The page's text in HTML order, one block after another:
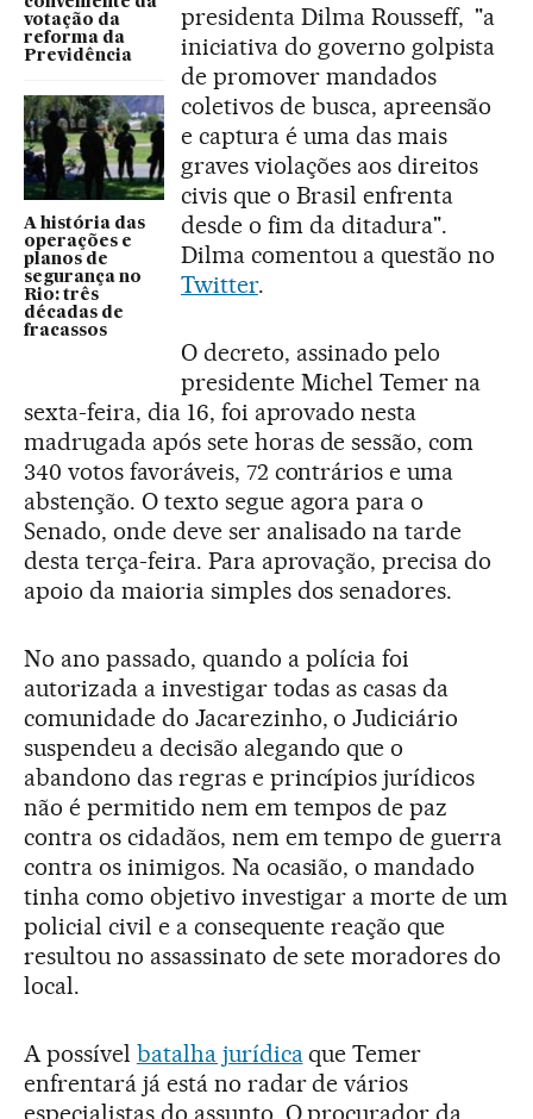
votação da
reforma da
Previdência
A história das
operações e
planos de
segurança no
Rio: três
décadas de
fracassos
presidenta Dilma Rousseff, "a
iniciativa do governo golpista
de promover mandados
coletivos de busca, apreensão
e captura é uma das mais
graves violações aos direitos
civis que o Brasil enfrenta
desde o fim da ditadura".
Dilma comentou a questão no
Twitter.
O decreto, assinado pelo
presidente Michel Temer na
sexta-feira, dia 16, foi aprovado nesta
madrugada após sete horas de sessão, com
340 votos favoráveis, 72 contrários e uma
abstenção. O texto segue agora para o
Senado, onde deve ser analisado na tarde
desta terça-feira. Para aprovação, precisa do
apoio da maioria simples dos senadores.
No ano passado, quando a polícia foi
autorizada a investigar todas as casas da
comunidade do Jacarezinho, o Judiciário
suspendeu a decisão alegando que o
abandono das regras e princípios jurídicos
não é permitido nem em tempos de paz
contra os cidadãos, nem em tempo de guerra
contra os inimigos. Na ocasião, o mandado
tinha como objetivo investigar a morte de um
policial civil e a consequente reação que
resultou no assassinato de sete moradores do
local.
A possível batalha jurídicaque Temer
enfrentará já está no radar de vários
especialistas do assunto. O procurador da